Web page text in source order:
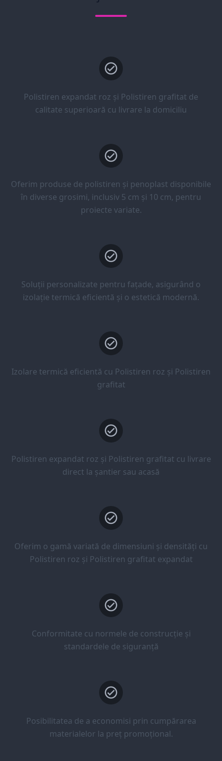
Polistiren expandat roz și Polistiren grafitat de
calitate superioară cu livrare la domiciliu
Oferim produse de polistiren și penoplast disponibile
în diverse grosimi, inclusiv 5 cm și 10 cm, pentru
proiecte variate.
Soluții personalizate pentru fațade, asigurând o
izolație termică eficientă și o estetică modernă.
Izolare termică eficientă cu Polistiren roz și Polistiren
grafitat
Polistiren expandat roz și Polistiren grafitat cu livrare
direct la șantier sau acasă
Oferim o gamă variată de dimensiuni și densități cu
Polistiren roz și Polistiren grafitat expandat
Conformitate cu normele de construcție și
standardele de siguranță
Posibilitatea de a economisi prin cumpărarea
materialelor la preț promoțional.